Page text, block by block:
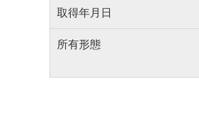
取得年月日
所有形態